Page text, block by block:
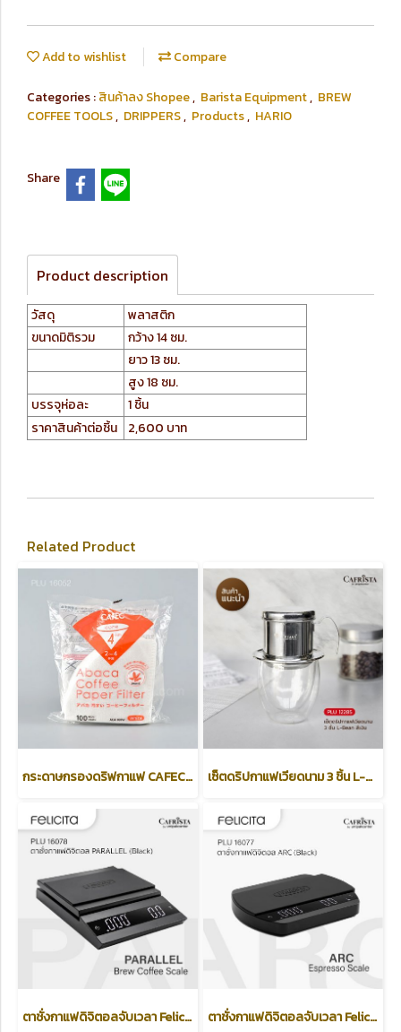
Add to wishlist Compare
Categories :สินค้าลง Shopee, Barista Equipment, BREW
COFFEE TOOLS, DRIPPERS, Products, HARIO
Share
Product description
วัสดุ
พลาสติก
ขนาดมิติรวม
กว้าง 14 ซม.
ยาว 13 ซม.
สูง 18 ซม.
บรรจุห่อละ
1 ชิ้น
ราคาสินค้าต่อชิ้น
2,600 บาท
Related Product
กระดาษกรองดริฟกาแฟ CAFEC (สีขาว) Abaca Coffee Paper Filter ขนาด 4 CUP เซ็ตดริปกาแฟเวียดนาม 3 ชิ้น L-Bean สีเงิน (Vietnamese Coffee Set)
ตาชั่งกาแฟดิจิตอลจับเวลา Felicita รุ่น PARALLEL /Brew Coffee Scale/ Black ตาชั่งกาแฟดิจิตอลจับเวลา Felicita รุ่น ARC /Espresso Scale/ Black